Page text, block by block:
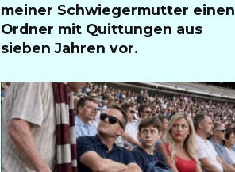
meiner Schwiegermutter einen
Ordner mit Quittungen aus
sieben Jahren vor.